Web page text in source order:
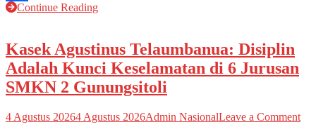
ShareContinue Reading
Kasek Agustinus Telaumbanua: Disiplin
Adalah Kunci Keselamatan di 6 Jurusan
SMKN 2 Gunungsitoli
4 Agustus 20264 Agustus 2026Admin NasionalLeave a Commenton